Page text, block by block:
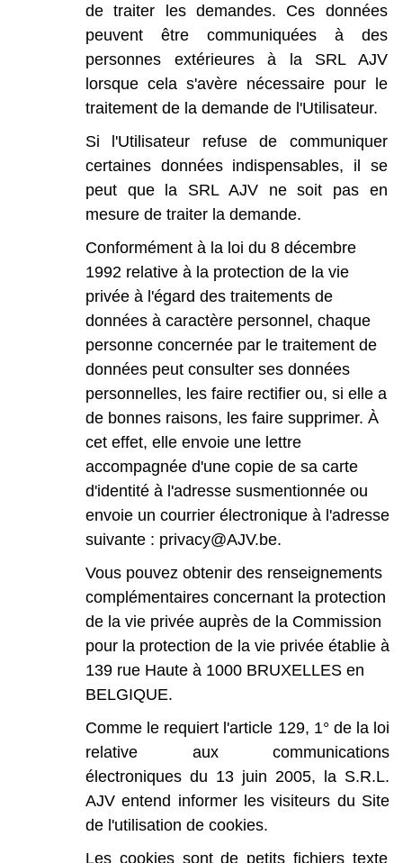
de traiter les demandes. Ces données
peuvent
être communiquées à
des
personnes
extérieures à la SRL
AJV
lorsque cela s'avère nécessaire pour le
traitement de la demande de l'Utilisateur.
Si
l'Utilisateur refuse de
communiquer
certaines données indispensables, il se
peut que la SRL AJV ne soit pas en
mesure de traiter la demande.
Conformément à la loi du 8 décembre
1992 relative à la protection de la vie
privée à l'égard des traitements de
données à caractère personnel, chaque
personne concernée par le traitement de
données peut consulter ses données
personnelles, les faire rectifier ou, si elle a
de bonnes raisons, les faire supprimer. À
cet effet, elle envoie une lettre
accompagnée d'une copie de sa carte
d'identité à l'adresse susmentionnée ou
envoie un courrier électronique à l'adresse
suivante : privacy@AJV.be.
Vous pouvez obtenir des renseignements
complémentaires concernant la protection
de la vie privée auprès de la Commission
pour la protection de la vie privée établie à
139 rue Haute à 1000 BRUXELLES en
BELGIQUE.
Comme le requiert l'article 129, 1° de la loi
relative
aux
communications
électroniques du 13 juin 2005, la S.R.L.
AJV entend informer les visiteurs du Site
de l'utilisation de cookies.
Les cookies sont de petits fichiers texte